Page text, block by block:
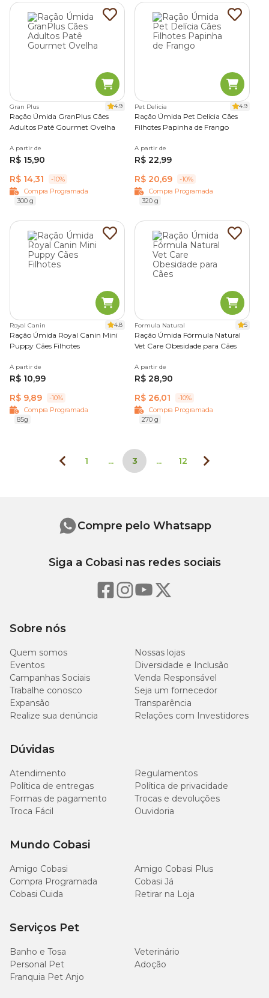
Gran Plus 4.9
Ração Úmida GranPlus Cães
Adultos Patê Gourmet Ovelha
A partir de
R$ 15,90
R$ 14,31
-10%
Compra Programada
300 g
Pet Delicia 4.9
Ração Úmida Pet Delícia Cães
Filhotes Papinha de Frango
A partir de
R$ 22,99
R$ 20,69
-10%
Compra Programada
320 g
Royal Canin 4.8
Ração Úmida Royal Canin Mini
Puppy Cães Filhotes
A partir de
R$ 10,99
R$ 9,89
-10%
Compra Programada
85g
Formula Natural 5
Ração Úmida Fórmula Natural
Vet Care Obesidade para Cães
A partir de
R$ 28,90
R$ 26,01
-10%
Compra Programada
270 g
1 ... 3 ... 12
Sobre nós
Quem somos
Nossas lojas
Eventos
Diversidade e Inclusão
Campanhas Sociais
Venda Responsável
Trabalhe conosco
Seja um fornecedor
Expansão
Transparência
Realize sua denúncia
Relações com Investidores
Dúvidas
Atendimento
Regulamentos
Política de entregas
Política de privacidade
Formas de pagamento
Trocas e devoluções
Troca Fácil
Ouvidoria
Mundo Cobasi
Amigo Cobasi
Amigo Cobasi Plus
Compra Programada
Cobasi Já
Cobasi Cuida
Retirar na Loja
Serviços Pet
Banho e Tosa
Veterinário
Personal Pet
Adoção
Franquia Pet Anjo
Compre pelo Whatsapp
Siga a Cobasi nas redes sociais